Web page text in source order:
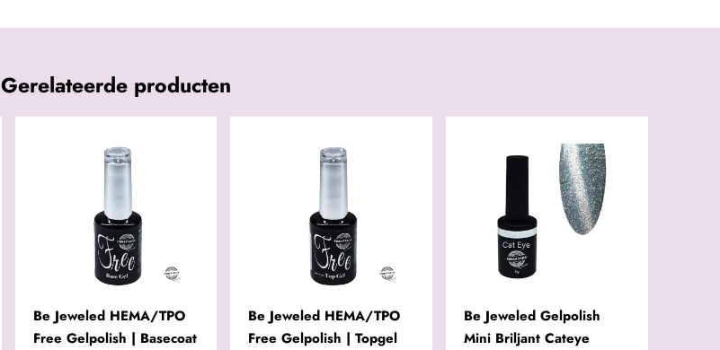
Gerelateerde producten
Be Jeweled HEMA/TPO
Free Gelpolish | Basecoat
Be Jeweled HEMA/TPO
Free Gelpolish | Topgel
Be Jeweled Gelpolish
Mini Briljant Cateye